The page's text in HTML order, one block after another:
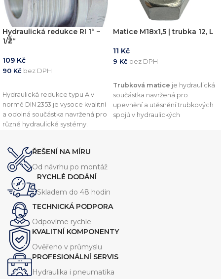
Hydraulická redukce RI 1“ –
1/2“
109 Kč
90 Kč bez DPH
Hydraulická redukce typu A v
normě DIN 2353 je vysoce kvalitní
a odolná součástka navržená pro
různé hydraulické systémy.
při vysokém tlaku. Tato redukce
je dostupná v několika
velikostech, aby vyhovovala
různým požadavkům systému.
Matice M18x1,5 | trubka 12, L
11 Kč
9 Kč bez DPH
Trubková matice je hydraulická
součástka navržená pro
upevnění a utěsnění trubkových
spojů v hydraulických
ŘEŠENÍ NA MÍRU
Od návrhu po montáž
RYCHLÉ DODÁNÍ
Skladem do 48 hodin
TECHNICKÁ PODPORA
Odpovíme rychle
KVALITNÍ KOMPONENTY
Ověřeno v průmyslu
PROFESIONÁLNÍ SERVIS
Hydraulika i pneumatika